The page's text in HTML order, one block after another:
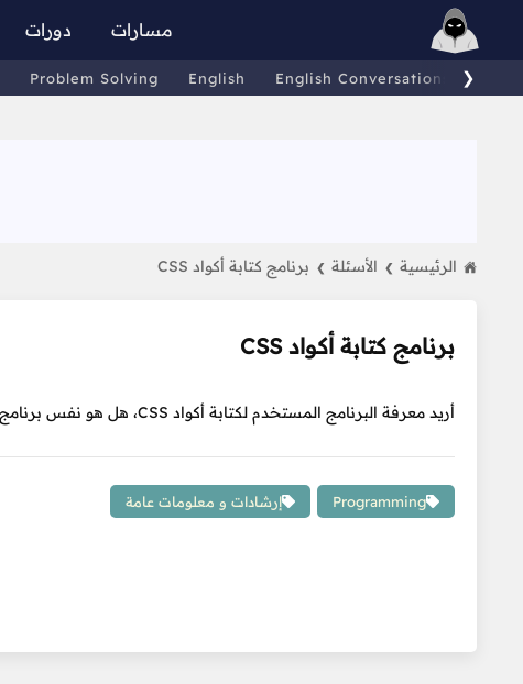
مسارات دورات
Problem Solving English English Conversations ❯
الرئيسية ❯ الأسئلة ❯ برنامج كتابة أكواد CSS
برنامج كتابة أكواد CSS
أريد معرفة البرنامج المستخدم لكتابة أكواد CSS، هل هو نفس برنامج VsCode؟
Programming إرشادات و معلومات عامة